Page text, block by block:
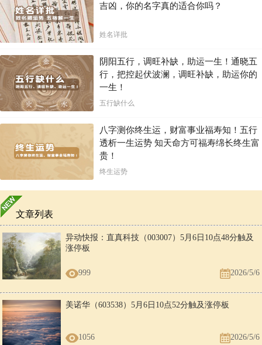
吉凶，你的名字真的适合你吗？
姓名详批
阴阳五行，调旺补缺，助运一生！通晓五
行，把控起伏波澜，调旺补缺，助运你的
一生！
五行缺什么
八字测你终生运，财富事业福寿知！五行
透析一生运势 知天命方可福寿绵长终生富
贵！
终生运势
文章列表
异动快报：直真科技（003007）5月6日10点48分触及
涨停板
999 2026/5/6
美诺华（603538）5月6日10点52分触及涨停板
1056 2026/5/6